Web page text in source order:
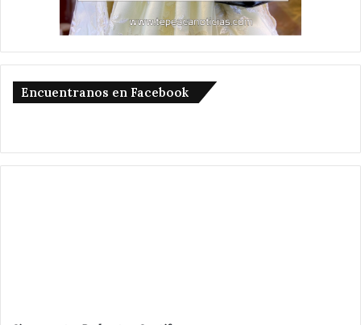
Encuentranos en Facebook